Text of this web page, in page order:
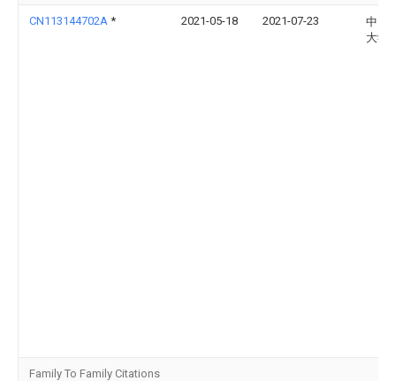
CN113144702A * 2021-05-18 2021-07-23
中国
大学
Family To Family Citations